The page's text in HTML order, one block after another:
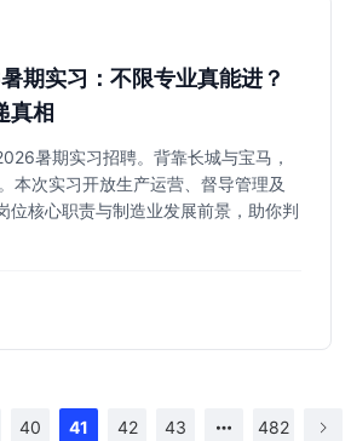
期实习：不限专业真能进？
真相
暑期实习招聘。背靠长城与宝马，
本次实习开放生产运营、督导管理及
位核心职责与制造业发展前景，助你判
40 41 42 43 482